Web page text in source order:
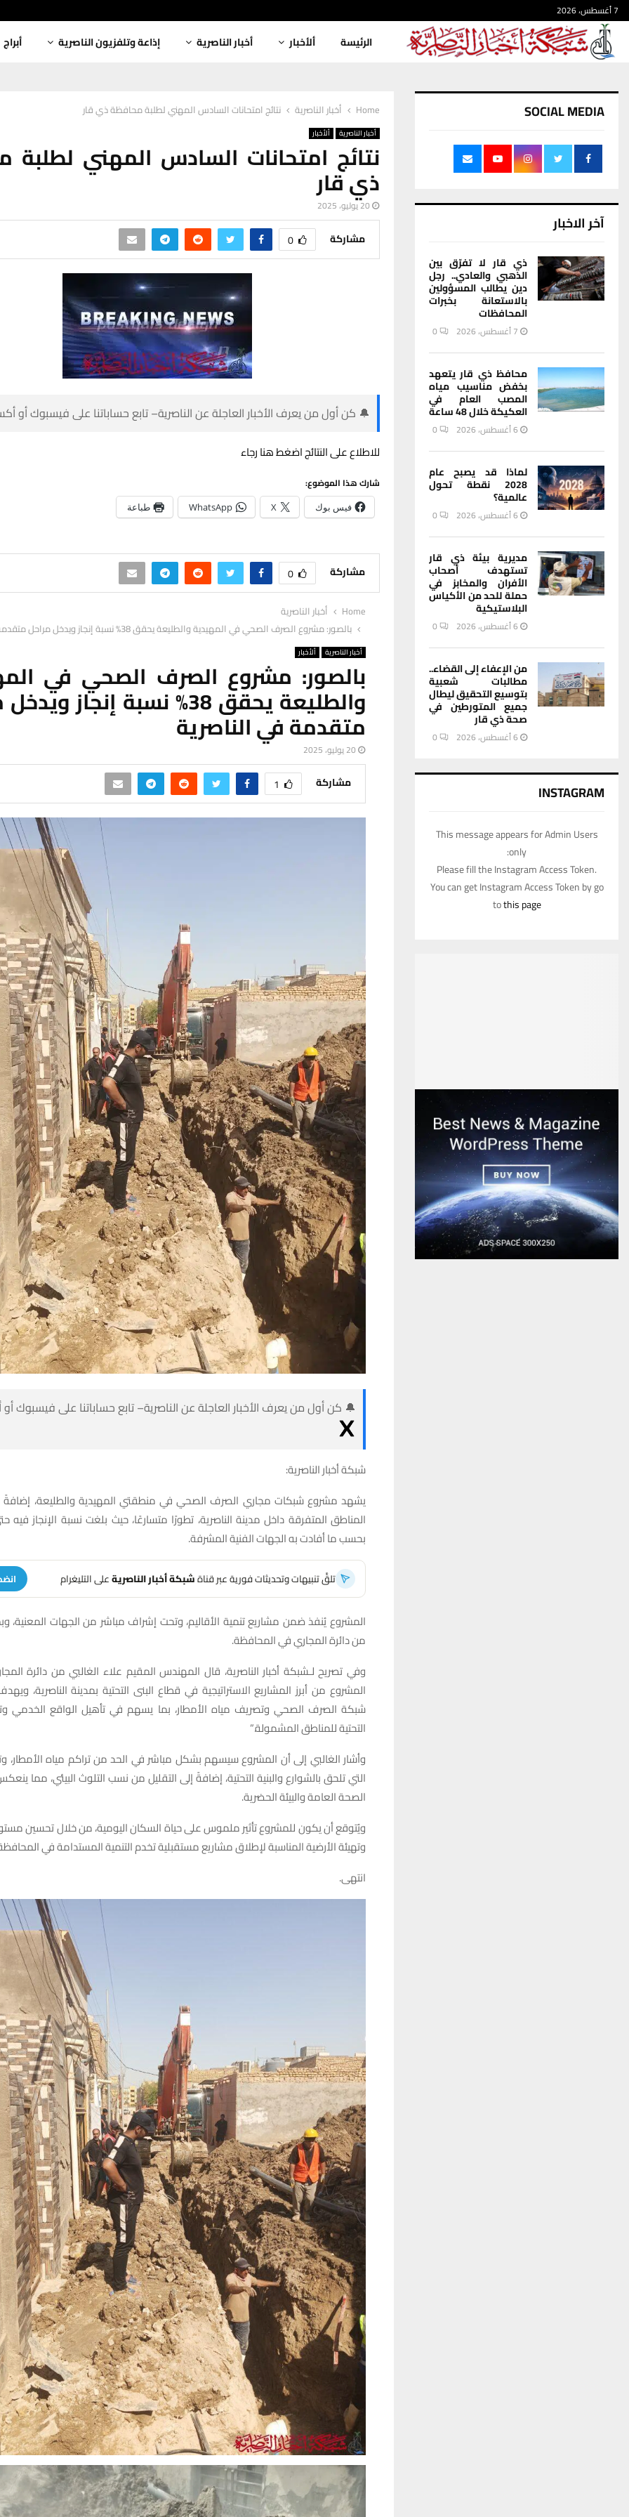
7 أغسطس، 2026
الرئيسة ألأخبار أخبار الناصرية إذاعة وتلفزيون الناصرية أبراج
Home أخبار الناصرية نتائج امتحانات السادس المهني لطلبة محافظة ذي قار
أخبار الناصرية ألأخبار
نتائج امتحانات السادس المهني لطلبة
ذي قار
20 يوليو، 2025
مشاركة 0
🔔 كن أول من يعرف الأخبار العاجلة عن الناصرية– تابع حساباتنا على فيسبوك أو
للاطلاع على النتائج اضغط هنا رجاء
شارك هذا الموضوع:
فيس بوك X
WhatsApp طباعة
مشاركة 0
Home
أخبار الناصرية
بالصور: مشروع الصرف الصحي في المهيدية والطليعة يحقق 38% نسبة إنجاز ويدخل مراحل متقدمة في الناصرية
أخبار الناصرية ألأخبار
بالصور: مشروع الصرف الصحي في
والطليعة يحقق 38% نسبة إنجاز
متقدمة في الناصرية
20 يوليو، 2025
مشاركة 1
🔔 كن أول من يعرف الأخبار العاجلة عن الناصرية– تابع حساباتنا على فيسبوك
شبكة أخبار الناصرية:
يشهد مشروع شبكات مجاري الصرف الصحي في منطقتي المهيدية والطليعة،
بحسب ما أفادت به الجهات الفنية المشرفة.
تلقَّ تنبيهات وتحديثات فورية عبر قناةشبكة أخبار الناصريةعلى التليغرام
المشروع يُنفذ ضمن مشاريع تنمية الأقاليم، وتحت إشراف مباشر من الجهات المعنية،
من دائرة المجاري في المحافظة.
وفي تصريح لـشبكة أخبار الناصرية، قال المهندس المقيم علاء الغالبي من دائرة
المشروع من أبرز المشاريع الاستراتيجية في قطاع البنى التحتية بمدينة الناصرية،
شبكة الصرف الصحي وتصريف مياه الأمطار، بما يسهم في تأهيل الواقع الخدمي
التحتية للمناطق المشمولة.”
وأشار الغالبي إلى أن المشروع سيسهم بشكل مباشر في الحد من تراكم مياه الأمطار،
التي تلحق بالشوارع والبنية التحتية، إضافةً إلى التقليل من نسب التلوث البيئي، مما
الصحة العامة والبيئة الحضرية.
ويُتوقع أن يكون للمشروع تأثير ملموس على حياة السكان اليومية، من خلال تحسين
وتهيئة الأرضية المناسبة لإطلاق مشاريع مستقبلية تخدم التنمية المستدامة في
انتهى.
SOCIAL MEDIA
آخر الاخبار
ذي قار لا تفرّق بين
الذهبي والعادي.. رجل
دين يطالب المسؤولين
بالاستعانة بخبرات
المحافظات
7 أغسطس، 2026 0
محافظ ذي قار يتعهد
بخفض مناسيب مياه
المصب العام في
العكيكة خلال 48 ساعة
6 أغسطس، 2026 0
لماذا قد يصبح عام
2028 نقطة تحول
عالمية؟
6 أغسطس، 2026 0
مديرية بيئة ذي قار
تستهدف أصحاب
الأفران والمخابز في
حملة للحد من الأكياس
البلاستيكية
6 أغسطس، 2026 0
من الإعفاء إلى القضاء..
مطالبات شعبية
بتوسيع التحقيق ليطال
جميع المتورطين في
صحة ذي قار
6 أغسطس، 2026 0
INSTAGRAM
This message appears for Admin Users
only:
Please fill the Instagram Access Token.
You can get Instagram Access Token by go
tothis page